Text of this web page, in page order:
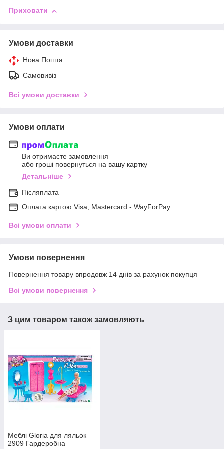
Приховати
Умови доставки
Нова Пошта
Самовивіз
Всі умови доставки
Умови оплати
Ви отримаєте замовлення
або гроші повернуться на вашу картку
Детальніше
Післяплата
Оплата картою Visa, Mastercard - WayForPay
Всі умови оплати
Умови повернення
Повернення товару впродовж 14 днів за рахунок покупця
Всі умови повернення
З цим товаром також замовляють
Меблі Gloria для ляльок
2909 Гардеробна